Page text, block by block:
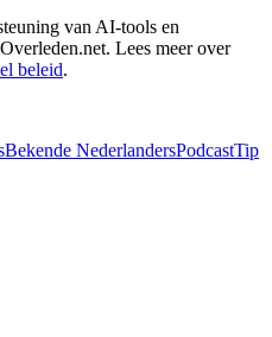
van AI-tools en
Lees meer over
beleid.
Bekende NederlandersPodcastTip